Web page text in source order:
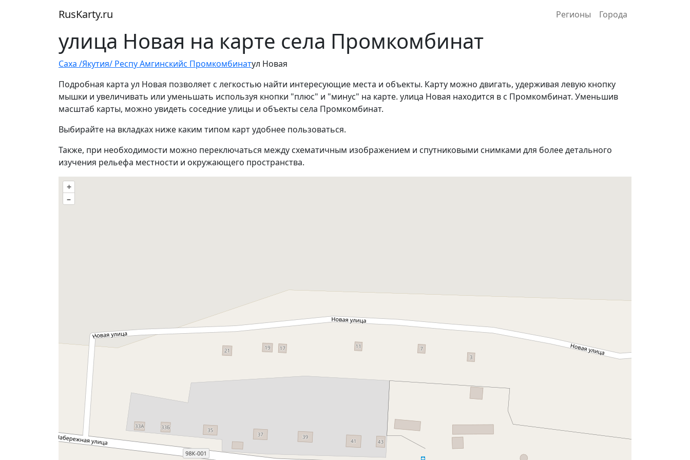
RusKarty.ru Регионы Города
улица Новая на карте села Промкомбинат
Саха /Якутия/ Респу Амгинскийс Промкомбинатул Новая
Подробная карта ул Новая позволяет с легкостью найти интересующие места и объекты. Карту можно двигать, удерживая левую кнопку
мышки и увеличивать или уменьшать используя кнопки "плюс" и "минус" на карте. улица Новая находится в с Промкомбинат. Уменьшив
масштаб карты, можно увидеть соседние улицы и объекты села Промкомбинат.
Выбирайте на вкладках ниже каким типом карт удобнее пользоваться.
Также, при необходимости можно переключаться между схематичным изображением и спутниковыми снимками для более детального
изучения рельефа местности и окружающего пространства.
+
–